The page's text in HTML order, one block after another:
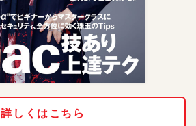
詳しくはこちら